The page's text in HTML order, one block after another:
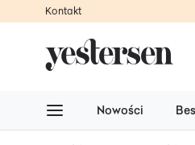
Kontakt
Nowości